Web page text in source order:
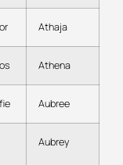
Athaja
Athena
Aubree
Aubrey